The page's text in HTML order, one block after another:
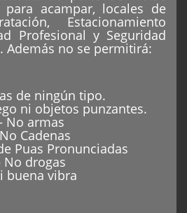
para acampar, locales de
Estacionamiento
Profesional y Seguridad
Además no se permitirá:
de ningún tipo.
ni objetos punzantes.
No armas
Cadenas
Puas Pronunciadas
No drogas
buena vibra